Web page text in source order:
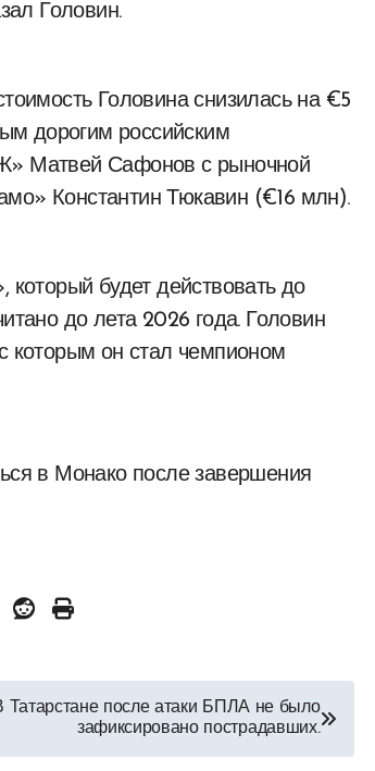
Головин.
Головина снизилась на €5
дорогим российским
Матвей Сафонов с рыночной
Константин Тюкавин (€16 млн).
будет действовать до
до лета 2026 года. Головин
которым он стал чемпионом
в Монако после завершения
Татарстане после атаки БПЛА не было
зафиксировано пострадавших.